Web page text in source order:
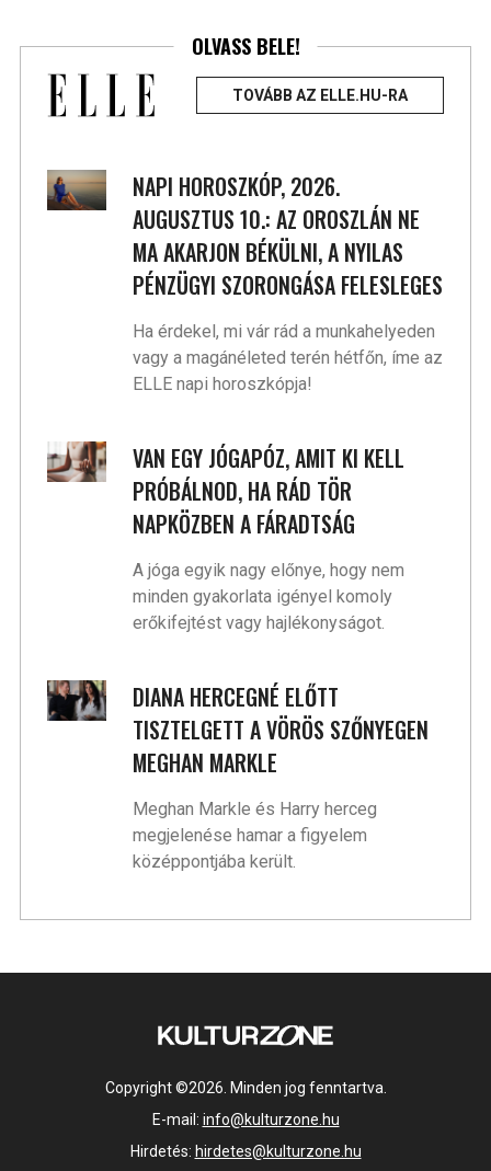
OLVASS BELE!
TOVÁBB AZ ELLE.HU-RA
NAPI HOROSZKÓP, 2026.
AUGUSZTUS 10.: AZ OROSZLÁN NE
MA AKARJON BÉKÜLNI, A NYILAS
PÉNZÜGYI SZORONGÁSA FELESLEGES
Ha érdekel, mi vár rád a munkahelyeden
vagy a magánéleted terén hétfőn, íme az
ELLE napi horoszkópja!
VAN EGY JÓGAPÓZ, AMIT KI KELL
PRÓBÁLNOD, HA RÁD TÖR
NAPKÖZBEN A FÁRADTSÁG
A jóga egyik nagy előnye, hogy nem
minden gyakorlata igényel komoly
erőkifejtést vagy hajlékonyságot.
DIANA HERCEGNÉ ELŐTT
TISZTELGETT A VÖRÖS SZŐNYEGEN
MEGHAN MARKLE
Meghan Markle és Harry herceg
megjelenése hamar a figyelem
középpontjába került.
Copyright ©2026. Minden jog fenntartva.
E-mail: info@kulturzone.hu
Hirdetés: hirdetes@kulturzone.hu